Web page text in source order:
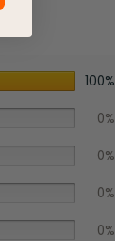
100%
0%
0%
0%
0%